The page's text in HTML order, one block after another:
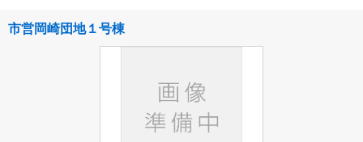
市営岡崎団地１号棟